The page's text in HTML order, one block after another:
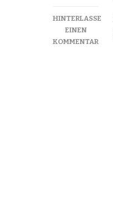
HINTERLASSE
EINEN
KOMMENTARZU